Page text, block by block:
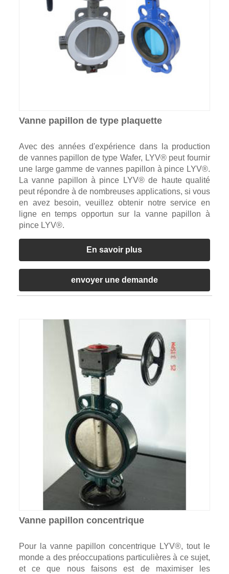
Vanne papillon de type plaquette
Avec des années d'expérience dans la production
de vannes papillon de type Wafer, LYV® peut fournir
une large gamme de vannes papillon à pince LYV®.
La vanne papillon à pince LYV® de haute qualité
peut répondre à de nombreuses applications, si vous
en avez besoin, veuillez obtenir notre service en
ligne en temps opportun sur la vanne papillon à
pince LYV®.
En savoir plus
envoyer une demande
Vanne papillon concentrique
Pour la vanne papillon concentrique LYV®, tout le
monde a des préoccupations particulières à ce sujet,
et ce que nous faisons est de maximiser les